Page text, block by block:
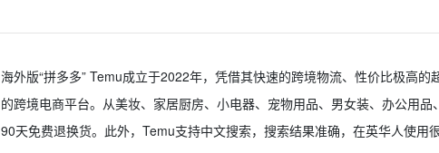
海外版“拼多多” Temu成立于2022年，凭借其快速的跨境物流、性价比极高
的跨境电商平台。从美妆、家居厨房、小电器、宠物用品、男女装、办公用
90天免费退换货。此外，Temu支持中文搜索，搜索结果准确，在英华人使用很